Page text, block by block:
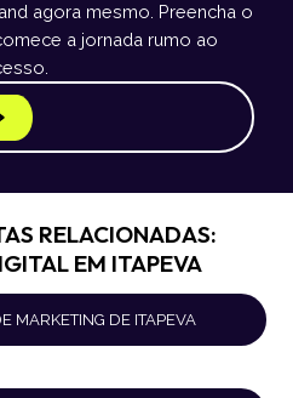
agora mesmo. Preencha o
a jornada rumo ao
RELACIONADAS:
EM ITAPEVA
MARKETING DE ITAPEVA